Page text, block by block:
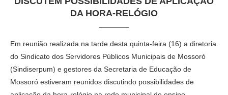
DA HORA-RELÓGIO
Em reunião realizada na tarde desta quinta-feira (16) a diretoria
do Sindicato dos Servidores Públicos Municipais de Mossoró
(Sindiserpum) e gestores da Secretaria de Educação de
Mossoró estiveram reunidos discutindo possibilidades de